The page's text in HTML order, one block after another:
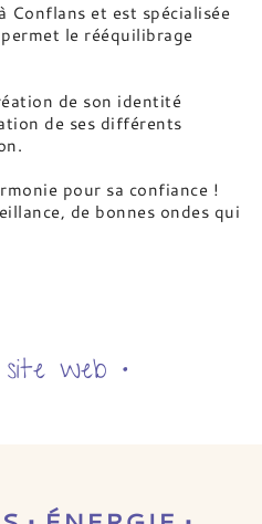
Conflans et est spécialisée
le rééquilibrage
de son identité
de ses différents
pour sa confiance !
de bonnes ondes qui
web •